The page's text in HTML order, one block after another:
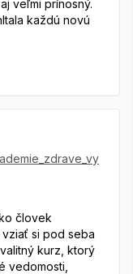
veľmi prínosný.
každú novú
človek
si pod seba
kurz, ktorý
vedomosti,